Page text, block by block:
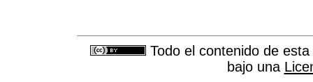
Todo el contenido de
bajo una